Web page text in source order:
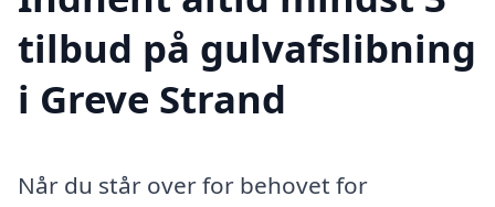
tilbud på gulvafslibning
i Greve Strand
Når du står over for behovet for